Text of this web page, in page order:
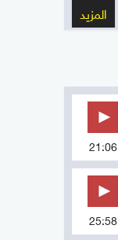
المزيد
21:06
25:58